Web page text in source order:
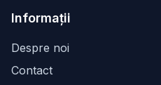
Informații
Despre noi
Contact